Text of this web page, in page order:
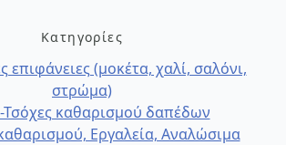
Κατηγορίες
επιφάνειες (μοκέτα, χαλί, σαλόνι,
στρώμα)
Τσόχες καθαρισμού δαπέδων
Εργαλεία, Αναλώσιμα